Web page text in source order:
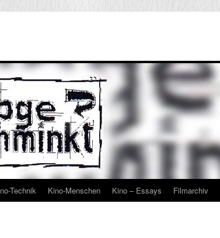
Technik Kino-Menschen Kino – Essays Filmarchiv